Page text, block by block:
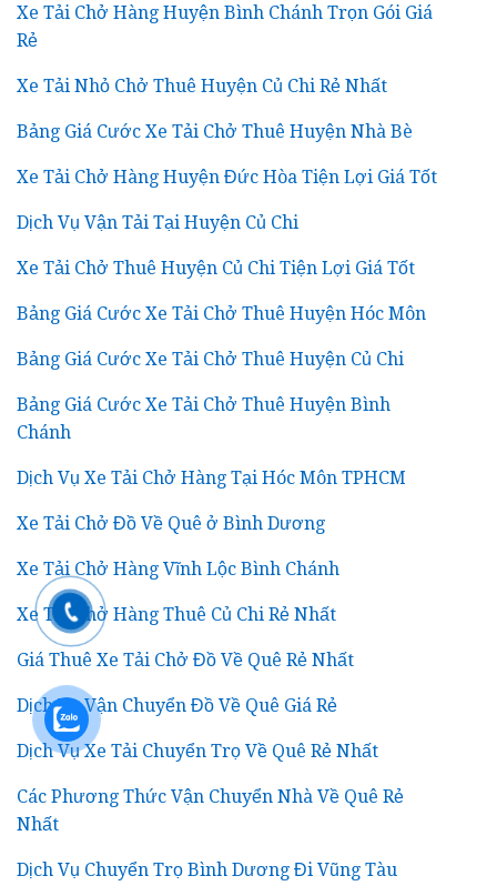
Xe Tải Chở Hàng Huyện Bình Chánh Trọn Gói Giá
Rẻ
Xe Tải Nhỏ Chở Thuê Huyện Củ Chi Rẻ Nhất
Bảng Giá Cước Xe Tải Chở Thuê Huyện Nhà Bè
Xe Tải Chở Hàng Huyện Đức Hòa Tiện Lợi Giá Tốt
Dịch Vụ Vận Tải Tại Huyện Củ Chi
Xe Tải Chở Thuê Huyện Củ Chi Tiện Lợi Giá Tốt
Bảng Giá Cước Xe Tải Chở Thuê Huyện Hóc Môn
Bảng Giá Cước Xe Tải Chở Thuê Huyện Củ Chi
Bảng Giá Cước Xe Tải Chở Thuê Huyện Bình
Chánh
Dịch Vụ Xe Tải Chở Hàng Tại Hóc Môn TPHCM
Xe Tải Chở Đồ Về Quê ở Bình Dương
Xe Tải Chở Hàng Vĩnh Lộc Bình Chánh
Xe Tải Chở Hàng Thuê Củ Chi Rẻ Nhất
Giá Thuê Xe Tải Chở Đồ Về Quê Rẻ Nhất
Dịch Vụ Vận Chuyển Đồ Về Quê Giá Rẻ
Dịch Vụ Xe Tải Chuyển Trọ Về Quê Rẻ Nhất
Các Phương Thức Vận Chuyển Nhà Về Quê Rẻ
Nhất
Dịch Vụ Chuyển Trọ Bình Dương Đi Vũng Tàu